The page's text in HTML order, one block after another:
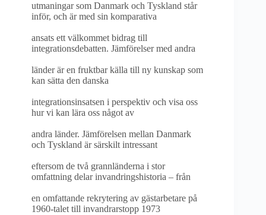
utmaningar som Danmark och Tyskland står
inför, och är med sin komparativa
ansats ett välkommet bidrag till
integrationsdebatten. Jämförelser med andra
länder är en fruktbar källa till ny kunskap som
kan sätta den danska
integrationsinsatsen i perspektiv och visa oss
hur vi kan lära oss något av
andra länder. Jämförelsen mellan Danmark
och Tyskland är särskilt intressant
eftersom de två grannländerna i stor
omfattning delar invandringshistoria – från
en omfattande rekrytering av gästarbetare på
1960-talet till invandrarstopp 1973